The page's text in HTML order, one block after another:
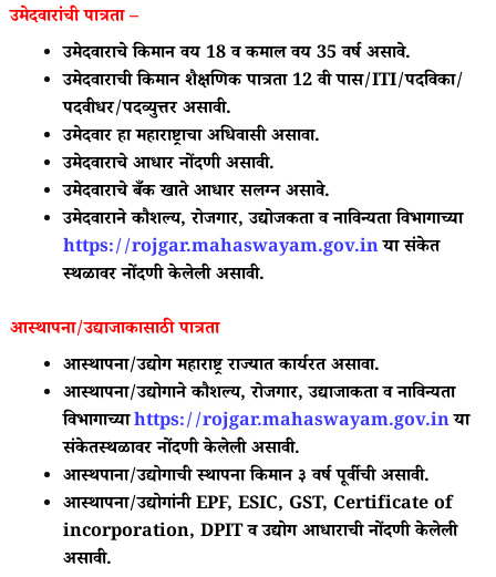
उमेदवारांची पात्रता –
उमेदवाराचे किमान वय 18 व कमाल वय 35 वर्ष असावे.
उमेदवाराची किमान शैक्षणिक पात्रता 12 वी पास/ITI/पदविका/
पदवीधर/पदव्युत्तर असावी.
उमेदवार हा महाराष्ट्राचा अधिवासी असावा.
उमेदवाराचे आधार नोंदणी असावी.
उमेदवाराचे बँक खाते आधार सलग्न असावे.
उमेदवाराने कौशल्य, रोजगार, उद्योजकता व नाविन्यता विभागाच्या
https://rojgar.mahaswayam.gov.inया संकेत
स्थळावर नोंदणी केलेली असावी.
आस्थापना/उद्याजाकासाठी पात्रता
आस्थापना/उद्योग महाराष्ट्र राज्यात कार्यरत असावा.
आस्थापना/उद्योगाने कौशल्य, रोजगार, उद्याजाकता व नाविन्यता
विभागाच्याhttps://rojgar.mahaswayam.gov.inया
संकेतस्थळावर नोंदणी केलेली असावी.
आस्थपाना/उद्योगाची स्थापना किमान ३ वर्ष पूर्वीची असावी.
आस्थापना/उद्योगांनी EPF, ESIC, GST, Certificate of
incorporation, DPIT व उद्योग आधाराची नोंदणी केलेली
असावी.